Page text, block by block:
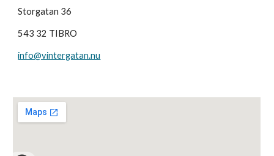
Storgatan 36
543 32 TIBRO
info@vintergatan.nu